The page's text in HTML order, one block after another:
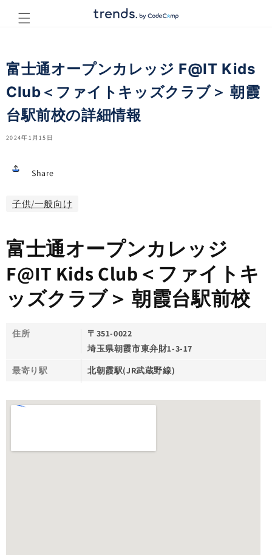
ンツに
進む
富士通オープンカレッジ F@IT Kids
Club＜ファイトキッズクラブ＞ 朝霞
台駅前校の詳細情報
2024年1月15日
Share
子供/一般向け
富士通オープンカレッジ
F@IT Kids Club＜ファイトキ
ッズクラブ＞ 朝霞台駅前校
住所
〒351-0022
埼玉県朝霞市東弁財1-3-17
最寄り駅
北朝霞駅(JR武蔵野線)